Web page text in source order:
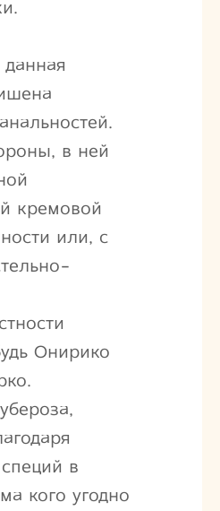
в ней
кремовой
или, с
Онирико
в
кого угодно